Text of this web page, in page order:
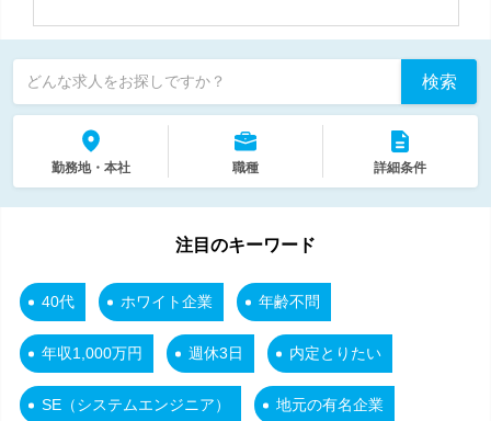
どんな求人をお探しですか？ 検索
勤務地・本社 職種 詳細条件
注目のキーワード
40代 ホワイト企業 年齢不問
年収1,000万円 週休3日 内定とりたい
SE（システムエンジニア） 地元の有名企業